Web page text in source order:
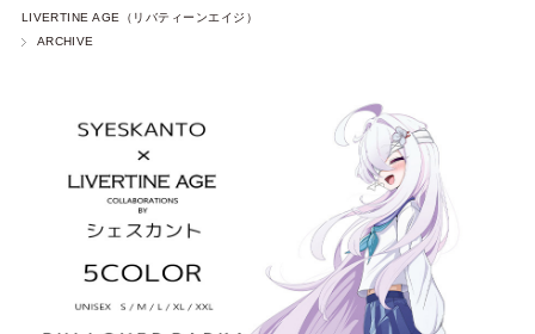
LIVERTINE AGE（リバティーンエイジ）
ARCHIVE